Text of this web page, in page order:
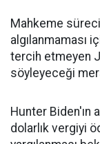
Mahkeme
algılanmaması
tercih etmeyen
söyleyeceği
Hunter Biden'ın
dolarlık vergiyi